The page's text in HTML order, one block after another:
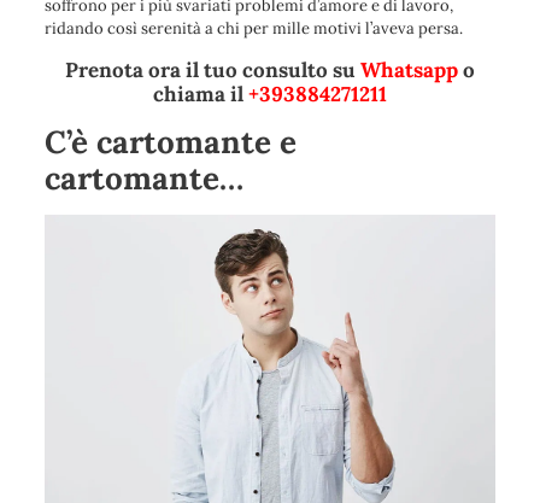
soffrono per i più svariati problemi d’amore e di lavoro,
ridando così serenità a chi per mille motivi l’aveva persa.
Prenota ora il tuo consulto su Whatsappo
chiama il+393884271211
C’è cartomante e
cartomante…